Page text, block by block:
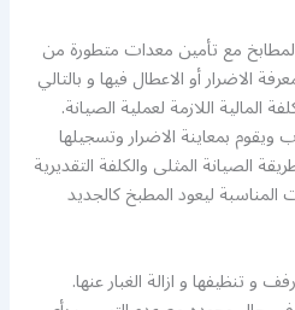
مع تأمين معدات متطورة من
الاضرار أو الاعطال فيها و بالتالي
المالية اللازمة لعملية الصيانة.
بمعاينة الاضرار وتسجيلها
الصيانة المثلى والكلفة التقديرية
ليعود المطبخ كالجديد
و تنظيفها و ازالة الغبار عنها.